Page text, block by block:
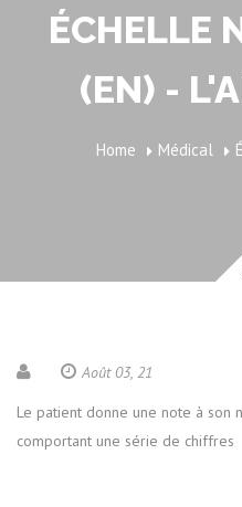
ÉCHELLE
(EN) -
Home Médical
Août 03, 21
Le patient donne une note à son
comportant une série de chiffres